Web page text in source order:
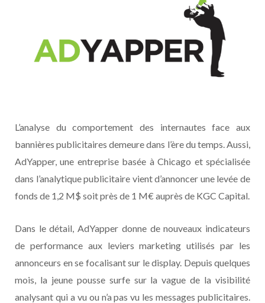
L’analyse du comportement des internautes face aux
bannières publicitaires demeure dans l’ère du temps. Aussi,
AdYapper, une entreprise basée à Chicago et spécialisée
dans l’analytique publicitaire vient d’annoncer une levée de
fonds de 1,2 M$ soit près de 1 M€ auprès de KGC Capital.
Dans le détail, AdYapper donne de nouveaux indicateurs
de performance aux leviers marketing utilisés par les
annonceurs en se focalisant sur le display. Depuis quelques
mois, la jeune pousse surfe sur la vague de la visibilité
analysant qui a vu ou n’a pas vu les messages publicitaires.